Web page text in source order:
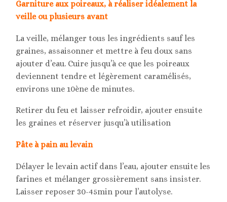
Garniture aux poireaux, à réaliser idéalement la
veille ou plusieurs avant
La veille, mélanger tous les ingrédients sauf les
graines, assaisonner et mettre à feu doux sans
ajouter d’eau. Cuire jusqu’à ce que les poireaux
deviennent tendre et légèrement caramélisés,
environs une 10ène de minutes.
Retirer du feu et laisser refroidir, ajouter ensuite
les graines et réserver jusqu’à utilisation
Pâte à pain au levain
Délayer le levain actif dans l’eau, ajouter ensuite les
farines et mélanger grossièrement sans insister.
Laisser reposer 30-45min pour l’autolyse.